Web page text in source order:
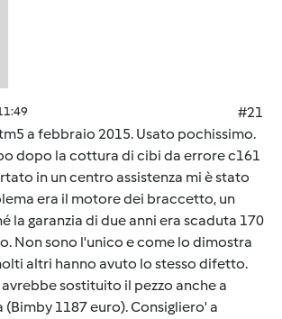
#21
a febbraio 2015. Usato pochissimo.
dopo la cottura di cibi da errore c161
in un centro assistenza mi è stato
era il motore dei braccetto, un
la garanzia di due anni era scaduta 170
Non sono l'unico e come lo dimostra
altri hanno avuto lo stesso difetto.
sostituito il pezzo anche a
(Bimby 1187 euro). Consigliero' a